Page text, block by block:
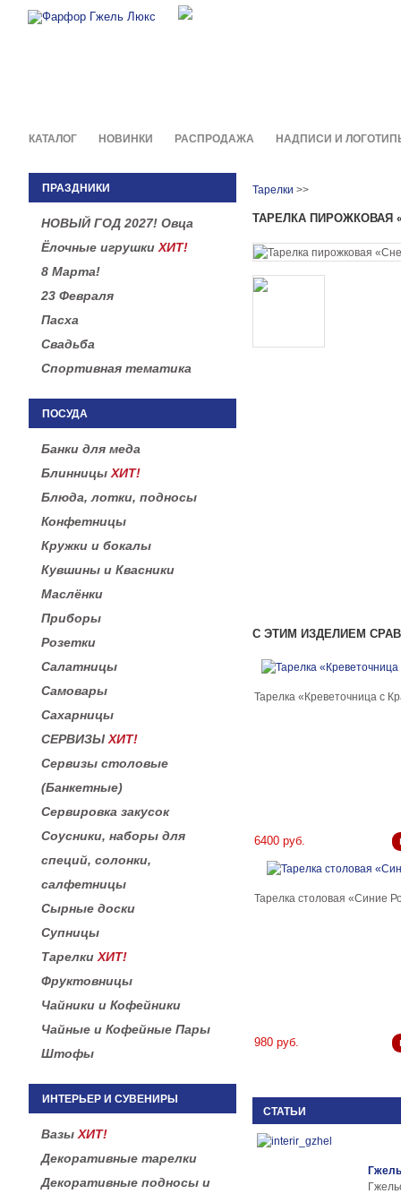
КАТАЛОГ НОВИНКИ РАСПРОДАЖА НАДПИСИ И
ПРАЗДНИКИ
НОВЫЙ ГОД 2027! Овца
Ёлочные игрушки ХИТ!
8 Марта!
23 Февраля
Пасха
Свадьба
Спортивная тематика
ПОСУДА
Банки для меда
Блинницы ХИТ!
Блюда, лотки, подносы
Конфетницы
Кружки и бокалы
Кувшины и Квасники
Маслёнки
Приборы
Розетки
Салатницы
Самовары
Сахарницы
СЕРВИЗЫ ХИТ!
Сервизы столовые
(Банкетные)
Сервировка закусок
Соусники, наборы для
специй, солонки,
салфетницы
Сырные доски
Супницы
Тарелки ХИТ!
Фруктовницы
Чайники и Кофейники
Чайные и Кофейные Пары
Штофы
ИНТЕРЬЕР И СУВЕНИРЫ
Вазы ХИТ!
Декоративные тарелки
Декоративные подносы и
Тарелки >>
ТАРЕЛКА ПИРОЖКОВАЯ
С ЭТИМ ИЗДЕЛИЕМ
Тарелка «Креветочница с
6400 руб.
Тарелка столовая «Синие
980 руб.
СТАТЬИ